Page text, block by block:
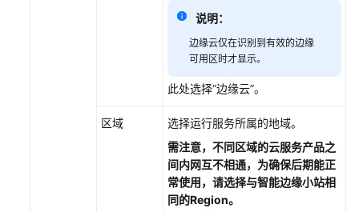
说明：
边缘云仅在识别到有效的边缘
可用区时才显示。
此处选择“边缘云”。
区域
选择运行服务所属的地域。
需注意，不同区域的云服务产品之
间内网互不相通，为确保后期能正
常使用，请选择与智能边缘小站相
同的Region。